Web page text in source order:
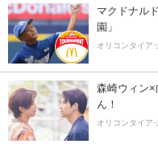
マクドナル
園」
オリコンタイア
森崎ウィン×
ん！
オリコンタイア